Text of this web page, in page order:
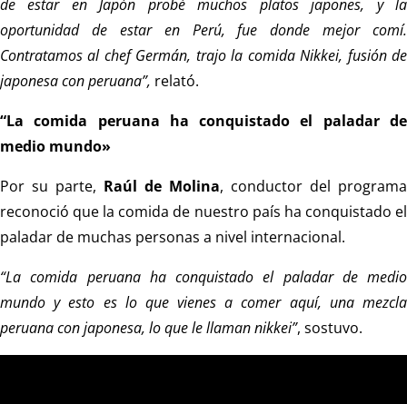
de estar en Japón probé muchos platos japones, y la
oportunidad de estar en Perú, fue donde mejor comí.
Contratamos al chef Germán, trajo la comida Nikkei, fusión de
japonesa con peruana”, relató.
“La comida peruana ha conquistado el paladar de
medio mundo»
Por su parte, Raúl de Molina, conductor del programa
reconoció que la comida de nuestro país ha conquistado el
paladar de muchas personas a nivel internacional.
“La comida peruana ha conquistado el paladar de medio
mundo y esto es lo que vienes a comer aquí, una mezcla
peruana con japonesa, lo que le llaman nikkei”, sostuvo.